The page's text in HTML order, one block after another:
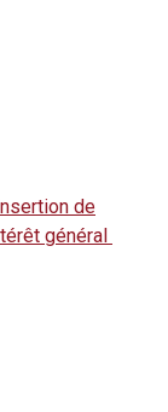
de
général